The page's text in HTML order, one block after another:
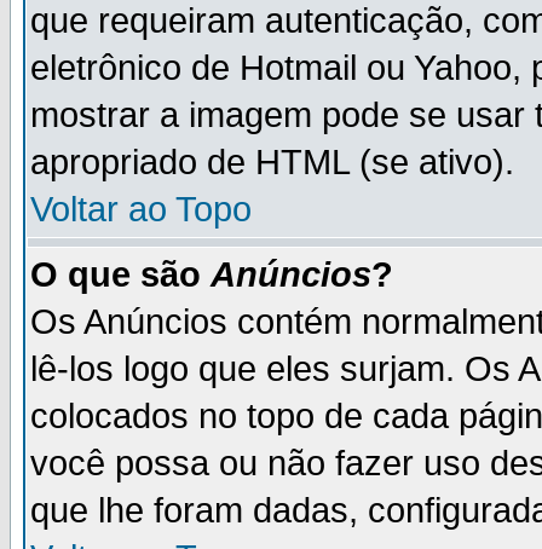
que requeiram autenticação,
eletrônico de Hotmail ou
mostrar a imagem pode se
apropriado de HTML (se ativo).
Voltar ao Topo
O que são Anúncios?
Os Anúncios contém
lê-los logo que eles surjam. Os
colocados no topo de cada
você possa ou não fazer uso
que lhe foram dadas,